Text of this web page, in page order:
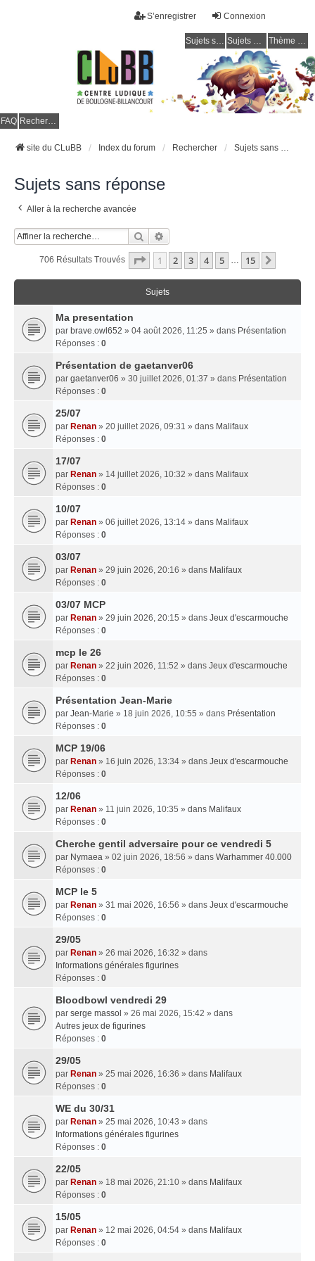
Connexion
S’enregistrer
Sujets sans réponse Sujets actifs Thème clair / foncé
FAQ Rechercher
site du CLuBB Index du forum Rechercher Sujets sans réponse
Sujets sans réponse
Aller à la recherche avancée
Rechercher
706 Résultats Trouvés Page 1Sur
1 2 3 4 5 … 15
Sujets
Ma presentation
par brave.owl652 » 04 août 2026, 11:25 » dans Présentation
Réponses : 0
Présentation de gaetanver06
par gaetanver06 » 30 juillet 2026, 01:37 » dans Présentation
Réponses : 0
25/07
par Renan » 20 juillet 2026, 09:31 » dans Malifaux
Réponses : 0
17/07
par Renan » 14 juillet 2026, 10:32 » dans Malifaux
Réponses : 0
10/07
par Renan » 06 juillet 2026, 13:14 » dans Malifaux
Réponses : 0
03/07
par Renan » 29 juin 2026, 20:16 » dans Malifaux
Réponses : 0
03/07 MCP
par Renan » 29 juin 2026, 20:15 » dans Jeux d'escarmouche
Réponses : 0
mcp le 26
par Renan » 22 juin 2026, 11:52 » dans Jeux d'escarmouche
Réponses : 0
Présentation Jean-Marie
par Jean-Marie » 18 juin 2026, 10:55 » dans Présentation
Réponses : 0
MCP 19/06
par Renan » 16 juin 2026, 13:34 » dans Jeux d'escarmouche
Réponses : 0
12/06
par Renan » 11 juin 2026, 10:35 » dans Malifaux
Réponses : 0
Cherche gentil adversaire pour ce vendredi 5
par Nymaea » 02 juin 2026, 18:56 » dans Warhammer 40.000
Réponses : 0
MCP le 5
par Renan » 31 mai 2026, 16:56 » dans Jeux d'escarmouche
Réponses : 0
29/05
par Renan » 26 mai 2026, 16:32 » dans
Informations générales figurines
Réponses : 0
Bloodbowl vendredi 29
par serge massol » 26 mai 2026, 15:42 » dans
Autres jeux de figurines
Réponses : 0
29/05
par Renan » 25 mai 2026, 16:36 » dans Malifaux
Réponses : 0
WE du 30/31
par Renan » 25 mai 2026, 10:43 » dans
Informations générales figurines
Réponses : 0
22/05
par Renan » 18 mai 2026, 21:10 » dans Malifaux
Réponses : 0
15/05
par Renan » 12 mai 2026, 04:54 » dans Malifaux
Réponses : 0